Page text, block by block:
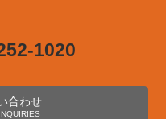
1020
合わせ